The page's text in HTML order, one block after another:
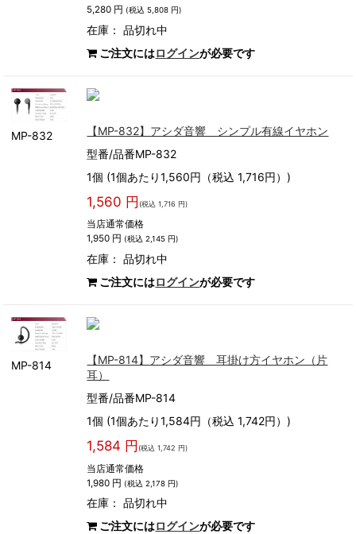
5,280 円 (税込 5,808 円)
在庫：品切れ中
ご注文にはログインが必要です
MP-832
【MP-832】アシダ音響 シンプル有線イヤホン
型番/品番MP-832
1個 (1個あたり1,560円（税込 1,716円）)
1,560 円 (税込 1,716 円)
当店通常価格
1,950 円 (税込 2,145 円)
在庫：品切れ中
ご注文にはログインが必要です
MP-814
【MP-814】アシダ音響 耳掛け方イヤホン（片
耳）
型番/品番MP-814
1個 (1個あたり1,584円（税込 1,742円）)
1,584 円 (税込 1,742 円)
当店通常価格
1,980 円 (税込 2,178 円)
在庫：品切れ中
ご注文にはログインが必要です